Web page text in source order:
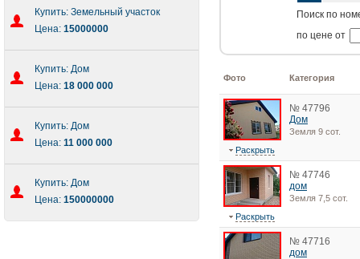
Купить: Земельный участок
Цена: 15000000
Купить: Дом
Цена: 18 000 000
Купить: Дом
Цена: 11 000 000
Купить: Дом
Цена: 150000000
Поиск по
по цене от
Фото Категория
№ 47796
Дом
Земля 9 сот.
Раскрыть
№ 47746
дом
Земля 7,5 сот.
Раскрыть
№ 47716
дом